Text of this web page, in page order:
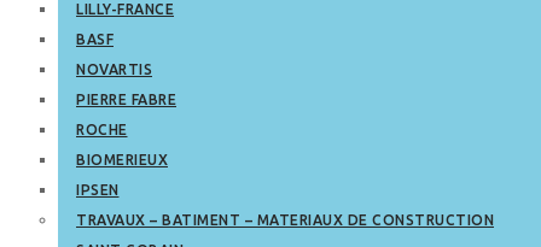
LILLY-FRANCE
BASF
NOVARTIS
PIERRE FABRE
ROCHE
BIOMERIEUX
IPSEN
TRAVAUX – BATIMENT – MATERIAUX DE CONSTRUCTION